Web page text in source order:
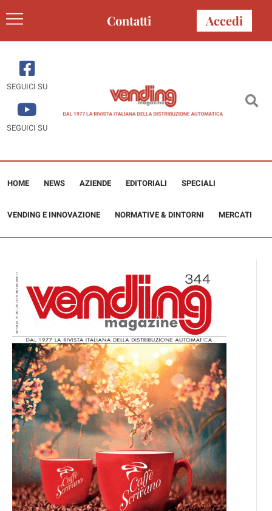
Contatti Accedi
SEGUICI SU
SEGUICI SU
HOME NEWS AZIENDE EDITORIALI SPECIALI
VENDING E INNOVAZIONE NORMATIVE & DINTORNI MERCATI